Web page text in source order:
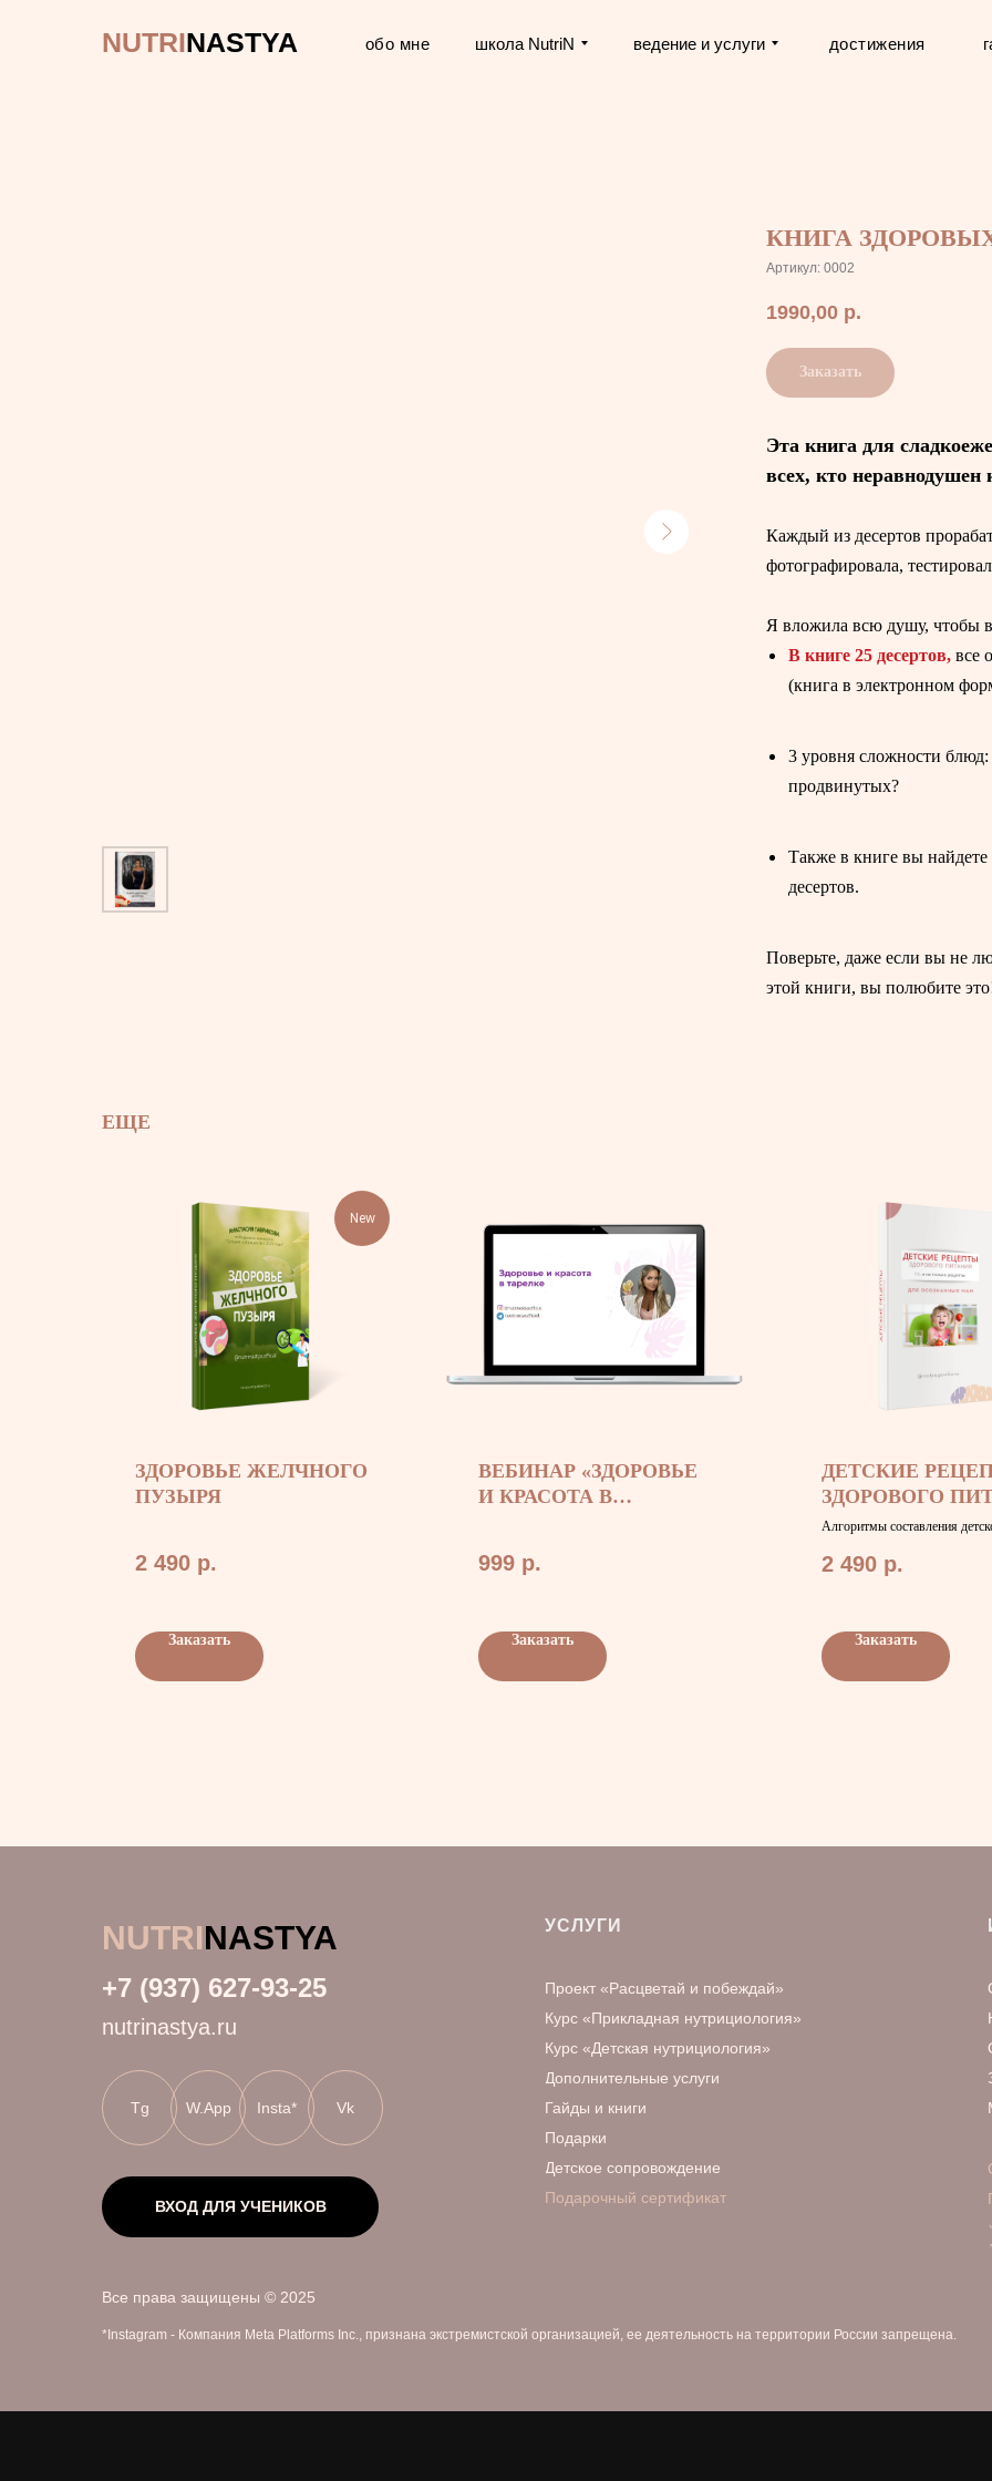
обо мне школа NutriN достижения
ведение и услуги
NUTRINASTYA
КНИГА
Артикул: 0002
1990,00 р.
Заказать
Эта книга для
всех, кто
Каждый из десертов
фотографировала,
Я вложила всю душу, чтобы
В книге 25 десертов, все
(книга в электронном
3 уровня сложности
продвинутых?
Также в книге вы найдете
десертов.
Поверьте, даже если вы не
этой книги, вы полюбите
ЕЩЕ
New
ЗДОРОВЬЕ ЖЕЛЧНОГО
ПУЗЫРЯ
2 490 р.
Заказать
ВЕБИНАР «ЗДОРОВЬЕ
И КРАСОТА В
999 р.
Заказать
ДЕТСКИЕ
ЗДОРОВОГО
Алгоритмы составления
помощь маме.
2 490 р.
Заказать
УСЛУГИ
Все права защищены © 2025
ВХОД ДЛЯ УЧЕНИКОВ
NUTRINASTYA
+7 (937) 627-93-25
*Instagram - Компания Meta Platforms Inc., признана экстремистской организацией, ее деятельность на территории России запрещена.
nutrinastya.ru
Проект «Расцветай и побеждай»
Курс «Прикладная нутрициология»
Курс «Детская нутрициология»
Дополнительные услуги
Гайды и книги
Подарки
Детское сопровождение
Подарочный сертификат
Tg W.App Insta* Vk